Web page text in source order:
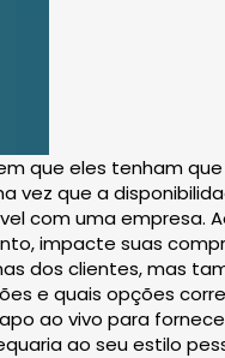
que eles tenham
vez que a
com uma empresa.
impacte suas
dos clientes, mas
e quais opções
ao vivo para
ao seu estilo